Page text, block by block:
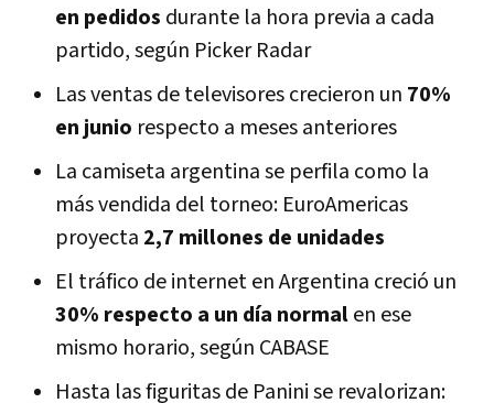
en pedidos durante la hora previa a cada
partido, según Picker Radar
Las ventas de televisores crecieron un 70%
en junio respecto a meses anteriores
La camiseta argentina se perfila como la
más vendida del torneo: EuroAmericas
proyecta 2,7 millones de unidades
El tráfico de internet en Argentina creció un
30% respecto a un día normalen ese
mismo horario, según CABASE
Hasta las figuritas de Panini se revalorizan: